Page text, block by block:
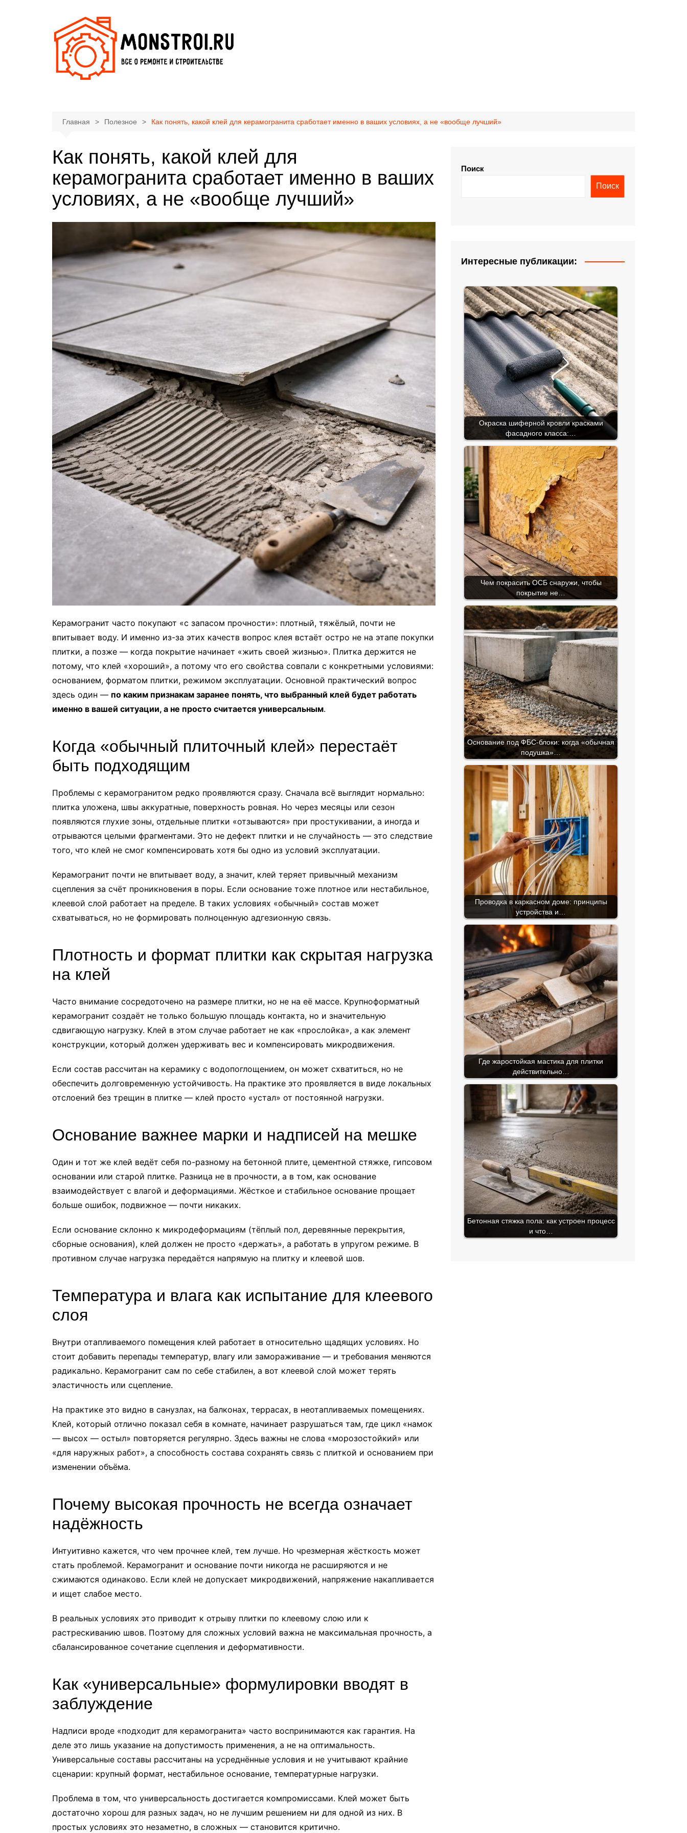
Главная Полезное Как понять, какой клей для керамогранита сработает именно в ваших условиях, а не «вообще лучший»
Как понять, какой клей для
керамогранита сработает именно в ваших
условиях, а не «вообще лучший»
Керамогранит часто покупают «с запасом прочности»: плотный, тяжёлый, почти не
впитывает воду. И именно из-за этих качеств вопрос клея встаёт остро не на этапе покупки
плитки, а позже — когда покрытие начинает «жить своей жизнью». Плитка держится не
потому, что клей «хороший», а потому что его свойства совпали с конкретными условиями:
основанием, форматом плитки, режимом эксплуатации. Основной практический вопрос
здесь один — по каким признакам заранее понять, что выбранный клей будет работать
именно в вашей ситуации, а не просто считается универсальным.
Когда «обычный плиточный клей» перестаёт
быть подходящим
Проблемы с керамогранитом редко проявляются сразу. Сначала всё выглядит нормально:
плитка уложена, швы аккуратные, поверхность ровная. Но через месяцы или сезон
появляются глухие зоны, отдельные плитки «отзываются» при простукивании, а иногда и
отрываются целыми фрагментами. Это не дефект плитки и не случайность — это следствие
того, что клей не смог компенсировать хотя бы одно из условий эксплуатации.
Керамогранит почти не впитывает воду, а значит, клей теряет привычный механизм
сцепления за счёт проникновения в поры. Если основание тоже плотное или нестабильное,
клеевой слой работает на пределе. В таких условиях «обычный» состав может
схватываться, но не формировать полноценную адгезионную связь.
Плотность и формат плитки как скрытая нагрузка
на клей
Часто внимание сосредоточено на размере плитки, но не на её массе. Крупноформатный
керамогранит создаёт не только большую площадь контакта, но и значительную
сдвигающую нагрузку. Клей в этом случае работает не как «прослойка», а как элемент
конструкции, который должен удерживать вес и компенсировать микродвижения.
Если состав рассчитан на керамику с водопоглощением, он может схватиться, но не
обеспечить долговременную устойчивость. На практике это проявляется в виде локальных
отслоений без трещин в плитке — клей просто «устал» от постоянной нагрузки.
Основание важнее марки и надписей на мешке
Один и тот же клей ведёт себя по-разному на бетонной плите, цементной стяжке, гипсовом
основании или старой плитке. Разница не в прочности, а в том, как основание
взаимодействует с влагой и деформациями. Жёсткое и стабильное основание прощает
больше ошибок, подвижное — почти никаких.
Если основание склонно к микродеформациям (тёплый пол, деревянные перекрытия,
сборные основания), клей должен не просто «держать», а работать в упругом режиме. В
противном случае нагрузка передаётся напрямую на плитку и клеевой шов.
Температура и влага как испытание для клеевого
слоя
Внутри отапливаемого помещения клей работает в относительно щадящих условиях. Но
стоит добавить перепады температур, влагу или замораживание — и требования меняются
радикально. Керамогранит сам по себе стабилен, а вот клеевой слой может терять
эластичность или сцепление.
На практике это видно в санузлах, на балконах, террасах, в неотапливаемых помещениях.
Клей, который отлично показал себя в комнате, начинает разрушаться там, где цикл «намок
— высох — остыл» повторяется регулярно. Здесь важны не слова «морозостойкий» или
«для наружных работ», а способность состава сохранять связь с плиткой и основанием при
изменении объёма.
Почему высокая прочность не всегда означает
надёжность
Интуитивно кажется, что чем прочнее клей, тем лучше. Но чрезмерная жёсткость может
стать проблемой. Керамогранит и основание почти никогда не расширяются и не
сжимаются одинаково. Если клей не допускает микродвижений, напряжение накапливается
и ищет слабое место.
В реальных условиях это приводит к отрыву плитки по клеевому слою или к
растрескиванию швов. Поэтому для сложных условий важна не максимальная прочность, а
сбалансированное сочетание сцепления и деформативности.
Как «универсальные» формулировки вводят в
заблуждение
Надписи вроде «подходит для керамогранита» часто воспринимаются как гарантия. На
деле это лишь указание на допустимость применения, а не на оптимальность.
Универсальные составы рассчитаны на усреднённые условия и не учитывают крайние
сценарии: крупный формат, нестабильное основание, температурные нагрузки.
Проблема в том, что универсальность достигается компромиссами. Клей может быть
достаточно хорош для разных задач, но не лучшим решением ни для одной из них. В
простых условиях это незаметно, в сложных — становится критично.
Поиск
Поиск
Интересные публикации:
Окраска шиферной кровли красками
фасадного класса:…
Чем покрасить ОСБ снаружи, чтобы
покрытие не…
Основание под ФБС-блоки: когда «обычная
подушка»…
Проводка в каркасном доме: принципы
устройства и…
Где жаростойкая мастика для плитки
действительно…
Бетонная стяжка пола: как устроен процесс
и что…